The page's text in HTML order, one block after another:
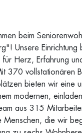
beim
Unsere Einrichtung
Herz, Erfahrung
370 vollstationären
bieten wir eine
modernen,
aus 315
Menschen, die wir